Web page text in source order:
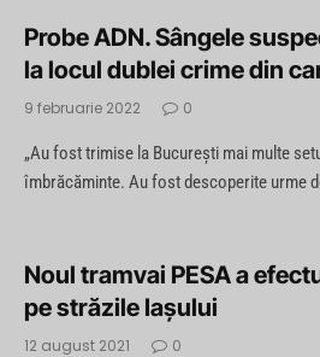
Probe ADN. Sângele
la locul dublei crime din
9 februarie 2022 0
„Au fost trimise la Bucureşti mai multe
îmbrăcăminte. Au fost descoperite urme
Noul tramvai PESA a
pe străzile Iașului
12 august 2021 0